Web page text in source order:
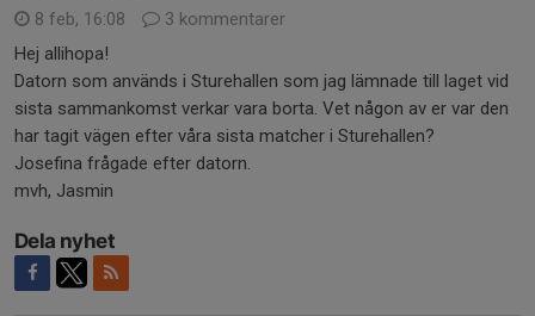
8 feb, 16:08
3 kommentarer
Hej allihopa!
Datorn som används i Sturehallen som jag lämnade till laget vid
sista sammankomst verkar vara borta. Vet någon av er var den
har tagit vägen efter våra sista matcher i Sturehallen?
Josefina frågade efter datorn.
mvh, Jasmin
Dela nyhet